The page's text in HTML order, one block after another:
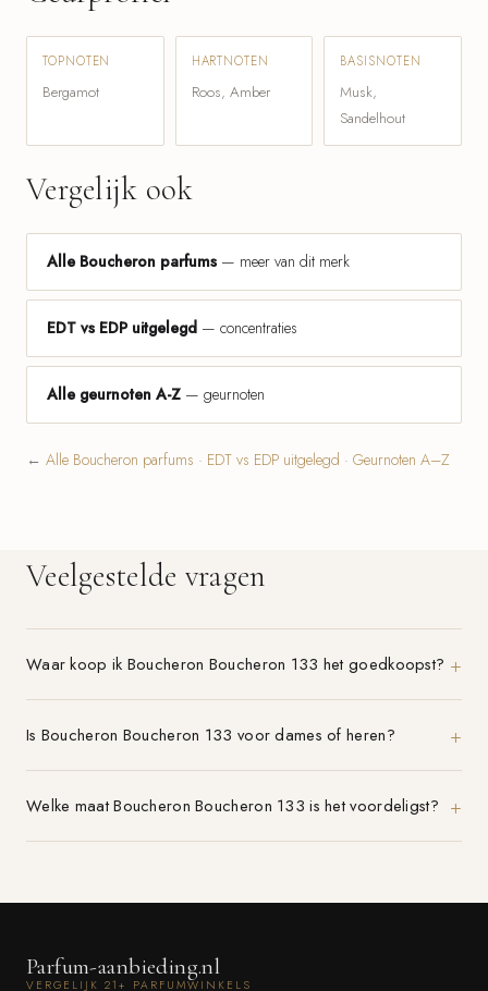
TOPNOTEN
Bergamot
HARTNOTEN
Roos, Amber
BASISNOTEN
Musk,
Sandelhout
Vergelijk ook
Alle Boucheron parfums — meer van dit merk
EDT vs EDP uitgelegd — concentraties
Alle geurnoten A-Z — geurnoten
← Alle Boucheron parfums · EDT vs EDP uitgelegd · Geurnoten A–Z
Veelgestelde vragen
Waar koop ik Boucheron Boucheron 133 het goedkoopst?
Is Boucheron Boucheron 133 voor dames of heren?
Welke maat Boucheron Boucheron 133 is het voordeligst?
Parfum-aanbieding.nl
VERGELIJK 21+ PARFUMWINKELS